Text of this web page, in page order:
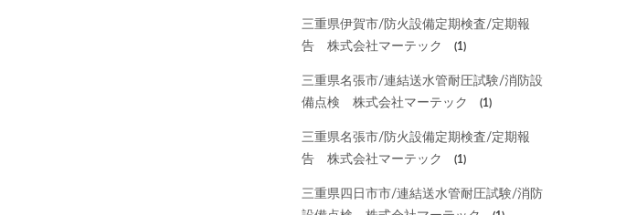
三重県伊賀市/防火設備定期検査/定期報
告 株式会社マーテック
(1)
三重県名張市/連結送水管耐圧試験/消防設
備点検 株式会社マーテック
(1)
三重県名張市/防火設備定期検査/定期報
告 株式会社マーテック
(1)
三重県四日市市/連結送水管耐圧試験/消防